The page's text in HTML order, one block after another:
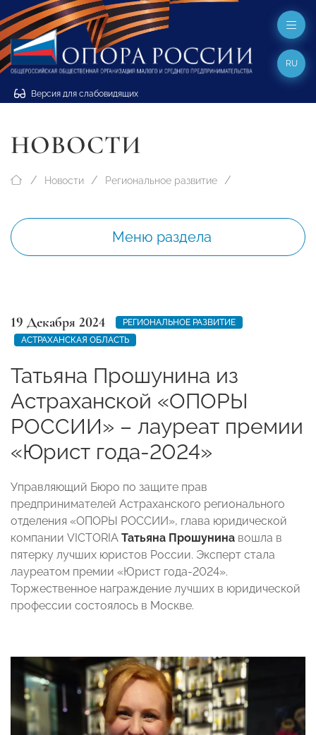
Версия для слабовидящих
RU
НОВОСТИ
Новости Региональное развитие
Меню раздела
19 Декабря 2024
РЕГИОНАЛЬНОЕ РАЗВИТИЕ
АСТРАХАНСКАЯ ОБЛАСТЬ
Татьяна Прошунина из
Астраханской «ОПОРЫ
РОССИИ» – лауреат премии
«Юрист года-2024»
Управляющий Бюро по защите прав
предпринимателей Астраханского регионального
отделения «ОПОРЫ РОССИИ», глава юридической
компании VICTORIA Татьяна Прошунина вошла в
пятерку лучших юристов России. Эксперт стала
лауреатом премии «Юрист года-2024».
Торжественное награждение лучших в юридической
профессии состоялось в Москве.